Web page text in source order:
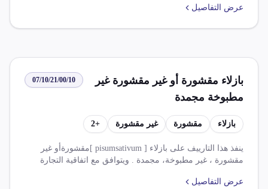
مسبقة من الحجر الزراعي لاستيراد هذا الصنف.
عرض التفاصيل
بازلاء مقشورة أو غير مقشورة غير
مطبوخة مجمدة
07/10/21/00/10
بازلاء مقشورة غير مقشورة +
2
ينفذ هذا التارييف على بازلاء [ pisumsativum ]مقشورةأو غير
مقشورة ، غير مطبوخة، مجمدة . ويتوافق مع اتفاقية التجارة
الوارد منشأ يابان أو ا.سوفيتى فحص اشعاعى بميناء وصول من
عرض التفاصيل